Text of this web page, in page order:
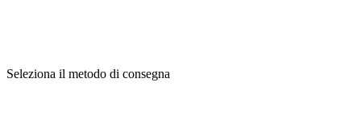
Seleziona il metodo di consegna